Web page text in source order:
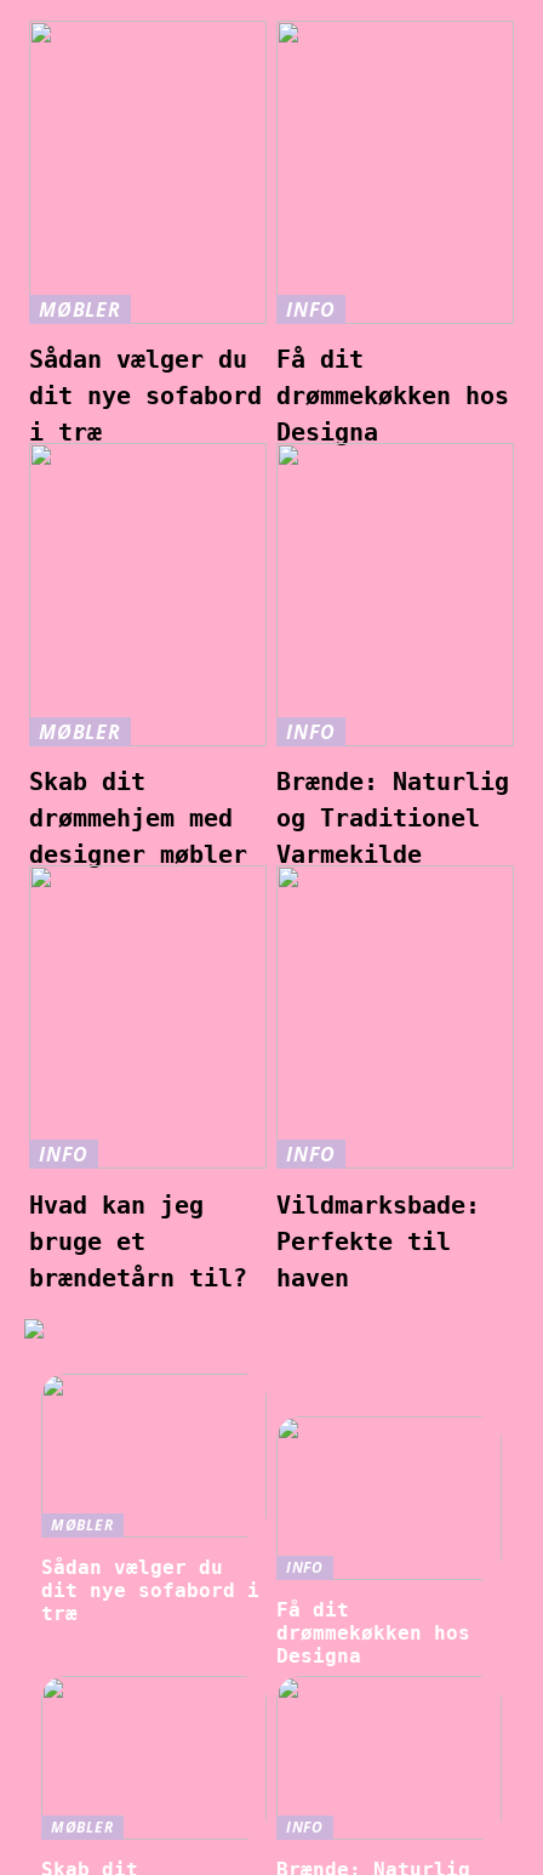
MØBLER
Sådan vælger du
dit nye sofabord
i træ
INFO
Få dit
drømmekøkken hos
Designa
MØBLER
Skab dit
drømmehjem med
designer møbler
INFO
Brænde: Naturlig
og Traditionel
Varmekilde
INFO
Hvad kan jeg
bruge et
brændetårn til?
INFO
Vildmarksbade:
Perfekte til
haven
MØBLER
Sådan vælger du
dit nye sofabord i
træ
INFO
Få dit
drømmekøkken hos
Designa
MØBLER
Skab dit
INFO
Brænde: Naturlig